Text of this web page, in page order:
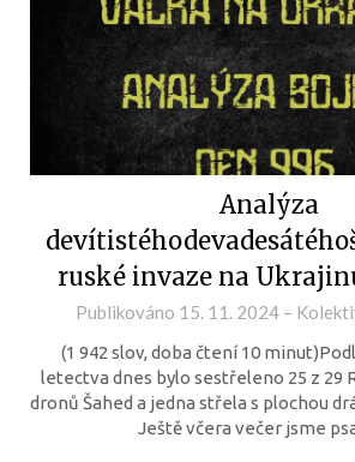
Analýza
ruské invaze na Ukrajinu
Publikováno 15. 11. 2024 –
(1 942 slov, doba čtení 10
letectva dnes bylo sestřeleno 25 z 29
dronů Šahed a jedna střela s plochou
Ještě včera večer jsme